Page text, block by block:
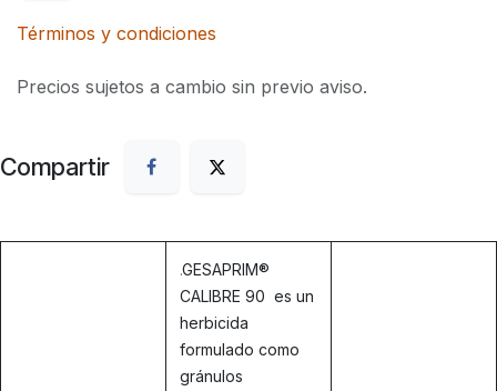
Términos y condiciones
Precios sujetos a cambio sin previo aviso.
Compartir
.GESAPRIM®
CALIBRE 90 es un
herbicida
formulado como
gránulos